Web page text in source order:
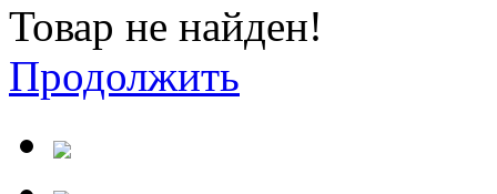
Товар не найден!
Продолжить